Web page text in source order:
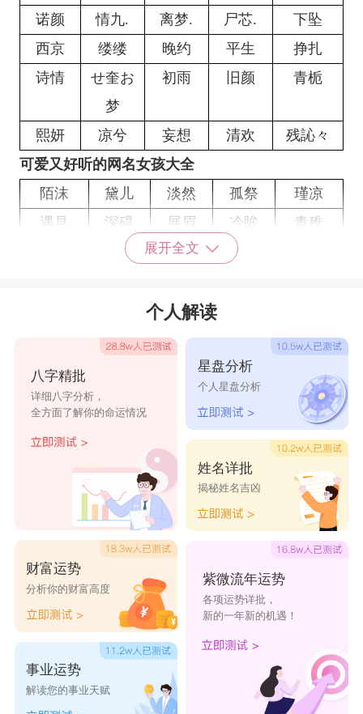
诺颜 情九. 离梦. 尸芯.
下坠
西京
缕缕 晚约 平生
挣扎
诗情
せ奎お
梦
初雨 旧颜 青栀
熙妍 凉兮 妄想 清欢
残訫々
可爱又好听的网名女孩大全
陌沫
黛儿 淡然 孤祭
瑾凉
遇見
深碍 展眉 冷眸
青稚
如初 陌路 余瘾
止宠
清音 鹤归 她忆
撩梦
迎呓
芜枯
鬼偶
子栖
楠烟 情疏
良人
听说 lōvé冷曦
迷茫 偏执i 堇年
北辰
同行.
绝恋 垂眸 消逝
展开全文
个人解读
八字精批
详细八字分析，
全方面了解你的命运情况
财富运势
分析你的财富高度
事业运势
解读您的事业天赋
星盘分析
个人星盘分析
姓名详批
揭秘姓名吉凶
紫微流年运势
各项运势详批，
新的一年新的机遇！